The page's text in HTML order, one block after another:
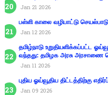
Jan 21 2026
பள்ளி காலை வழிபாட்டு
Jan 12 2026
தமிழ்நாடு உறுதியளிக்கப்பட்ட
வந்தது: தமிழக அரசு அரசாணை
Jan 11 2026
புதிய ஓய்வூதிய திட்டத்திற்கு
Jan 09 2026